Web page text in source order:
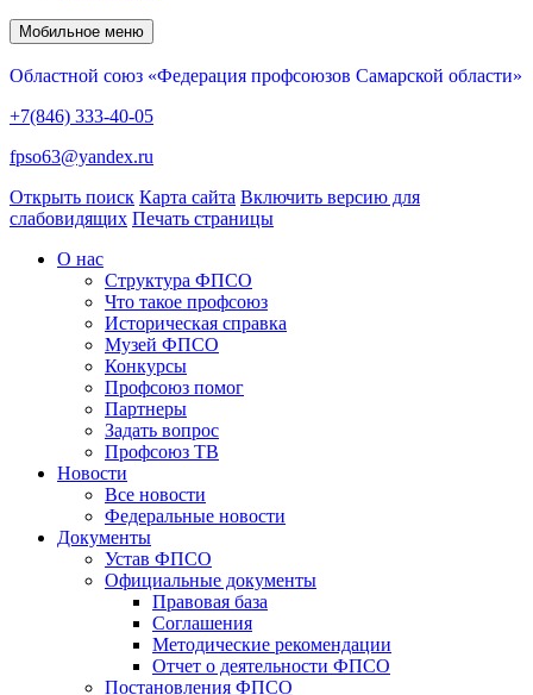
Мобильное меню
Областной союз «Федерация профсоюзов Самарской области»
+7(846) 333-40-05
fpso63@yandex.ru
Открыть поиск Карта сайта Включить версию для
слабовидящих Печать страницы
О нас
Структура ФПСО
Что такое профсоюз
Историческая справка
Музей ФПСО
Конкурсы
Профсоюз помог
Партнеры
Задать вопрос
Профсоюз ТВ
Новости
Все новости
Федеральные новости
Документы
Устав ФПСО
Официальные документы
Правовая база
Соглашения
Методические рекомендации
Отчет о деятельности ФПСО
Постановления ФПСО